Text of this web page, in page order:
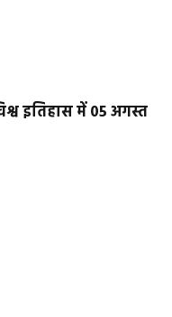
इतिहास में 05 अगस्त